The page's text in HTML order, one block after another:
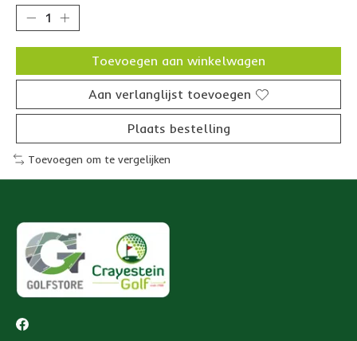
Toevoegen aan winkelwagen
Aan verlanglijst toevoegen
Plaats bestelling
Toevoegen om te vergelijken